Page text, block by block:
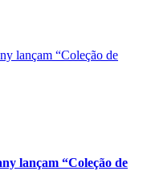
lançam “Coleção de